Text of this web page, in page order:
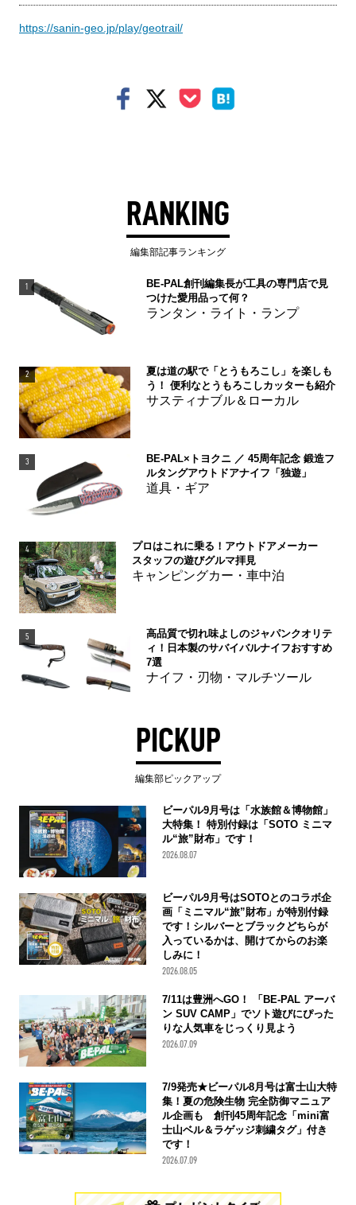
https://sanin-geo.jp/play/geotrail/
RANKING
編集部記事ランキング
1
BE-PAL創刊編集長が工具の専門店で見
つけた愛用品って何？
ランタン・ライト・ランプ
2
夏は道の駅で「とうもろこし」を楽しも
う！ 便利なとうもろこしカッターも紹介
サスティナブル＆ローカル
3
BE-PAL×トヨクニ ／ 45周年記念 鍛造フ
ルタングアウトドアナイフ「独遊」
道具・ギア
4
プロはこれに乗る！アウトドアメーカー
スタッフの遊びグルマ拝見
キャンピングカー・車中泊
5
高品質で切れ味よしのジャパンクオリテ
ィ！日本製のサバイバルナイフおすすめ
7選
ナイフ・刃物・マルチツール
PICKUP
編集部ピックアップ
ビーパル9月号は「水族館＆博物館」
大特集！ 特別付録は「SOTO ミニマ
ル“旅”財布」です！
2026.08.07
ビーパル9月号はSOTOとのコラボ企
画「ミニマル“旅”財布」が特別付録
です！シルバーとブラックどちらが
入っているかは、開けてからのお楽
しみに！
2026.08.05
7/11は豊洲へGO！ 「BE-PAL アーバ
ン SUV CAMP」でソト遊びにぴった
りな人気車をじっくり見よう
2026.07.09
7/9発売★ビーパル8月号は富士山大特
集！夏の危険生物 完全防御マニュア
ル企画も 創刊45周年記念「mini富
士山ベル＆ラゲッジ刺繍タグ」付き
です！
2026.07.09